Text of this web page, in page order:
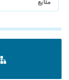
متابع